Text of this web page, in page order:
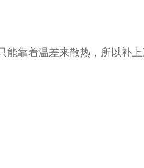
靠着温差来散热，所以补